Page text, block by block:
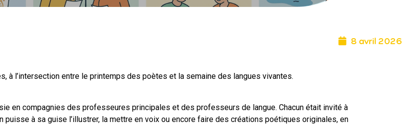
RÉSERVÉ
8 avril 2026
à l’intersection entre le printemps des poètes et la semaine des langues vivantes.
en compagnies des professeures principales et des professeurs de langue. Chacun était invité à
puisse à sa guise l’illustrer, la mettre en voix ou encore faire des créations poétiques originales, en